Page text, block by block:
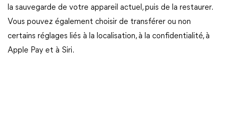
la sauvegarde de votre appareil actuel, puis de la restaurer.
Vous pouvez également choisir de transférer ou non
certains réglages liés à la localisation, à la confidentialité, à
Apple Pay et à Siri.